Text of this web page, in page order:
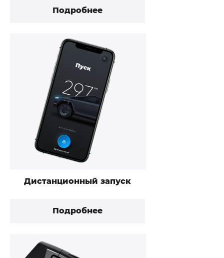
Подробнее
Дистанционный запуск
Подробнее